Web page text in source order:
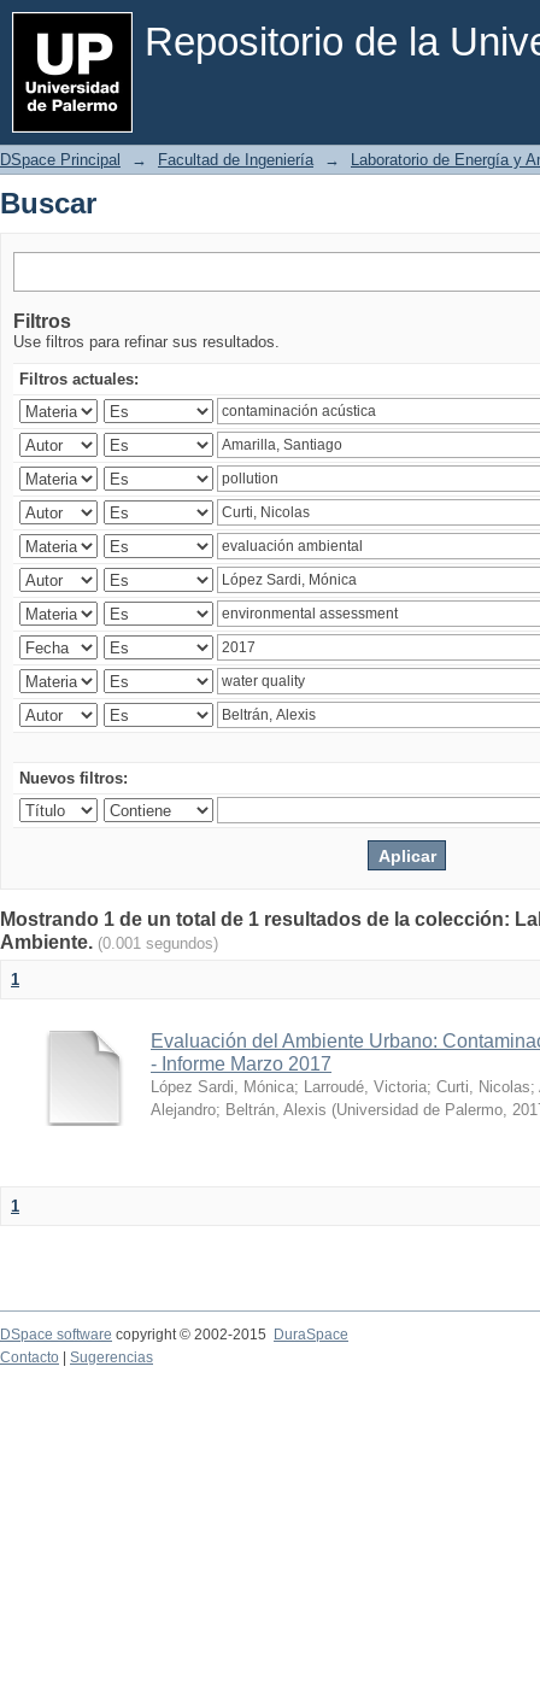
Repositorio de la
Buscar
DSpace Principal → Facultad de Ingeniería → Laboratorio de Energía y
Buscar
Filtros
Use filtros para refinar sus resultados.
Filtros actuales:
Nuevos filtros:
Mostrando 1 de un total de 1 resultados de la colección:
Ambiente. (0.001 segundos)
1
Evaluación del Ambiente Urbano:
- Informe Marzo 2017
López Sardi, Mónica; Larroudé, Victoria; Curti, Nicolas;
Alejandro; Beltrán, Alexis (Universidad de Palermo,
1
DSpace software copyright © 2002-2015
DuraSpace
Contacto
Sugerencias